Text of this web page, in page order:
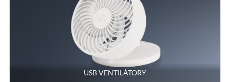
USB VENTILÁTORY